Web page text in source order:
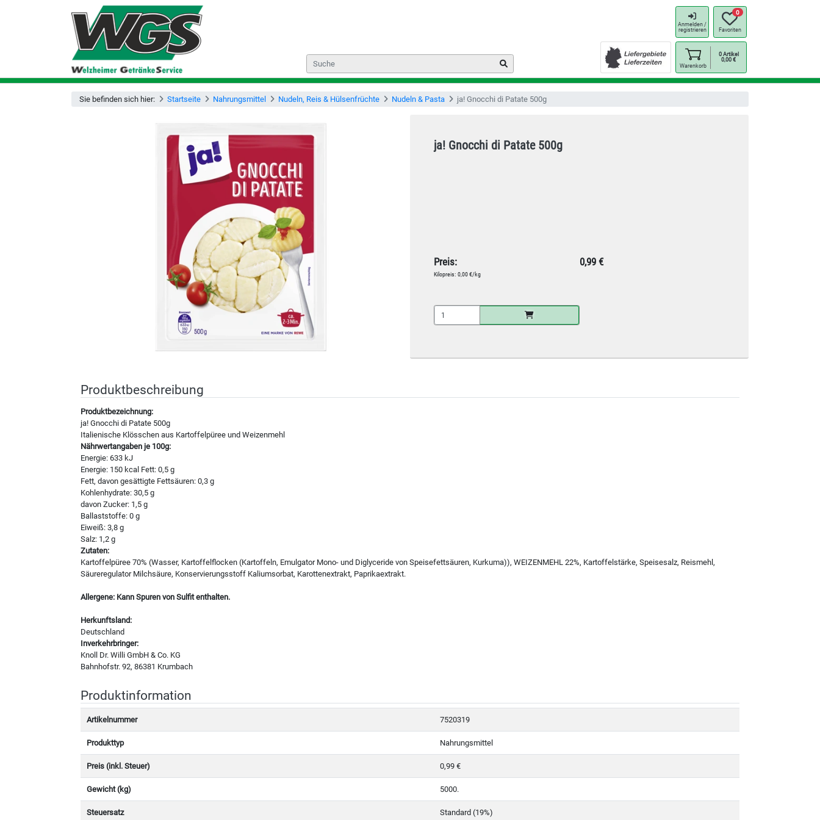
Anmelden /
registrieren
0
Favoriten
Warenkorb
0 Artikel
0,00€
Sie befinden sich hier: Startseite Nahrungsmittel Nudeln, Reis & Hülsenfrüchte Nudeln & Pasta ja! Gnocchi di Patate 500g
ja! Gnocchi di Patate 500g
Preis: 0,99 €
Kilopreis: 0,00 €/kg
Produktbeschreibung
Produktbezeichnung:
ja! Gnocchi di Patate 500g
Italienische Klösschen aus Kartoffelpüree und Weizenmehl
Nährwertangaben je 100g:
Energie: 633 kJ
Energie: 150 kcal Fett: 0,5 g
Fett, davon gesättigte Fettsäuren: 0,3 g
Kohlenhydrate: 30,5 g
davon Zucker: 1,5 g
Ballaststoffe: 0 g
Eiweiß: 3,8 g
Salz: 1,2 g
Zutaten:
Kartoffelpüree 70% (Wasser, Kartoffelflocken (Kartoffeln, Emulgator Mono- und Diglyceride von Speisefettsäuren, Kurkuma)), WEIZENMEHL 22%, Kartoffelstärke, Speisesalz, Reismehl,
Säureregulator Milchsäure, Konservierungsstoff Kaliumsorbat, Karottenextrakt, Paprikaextrakt.
Allergene: Kann Spuren von Sulfit enthalten.
Herkunftsland:
Deutschland
Inverkehrbringer:
Knoll Dr. Willi GmbH & Co. KG
Bahnhofstr. 92, 86381 Krumbach
Produktinformation
Artikelnummer 7520319
Produkttyp Nahrungsmittel
Preis (inkl. Steuer) 0,99 €
Gewicht (kg) 5000.
Steuersatz Standard (19%)